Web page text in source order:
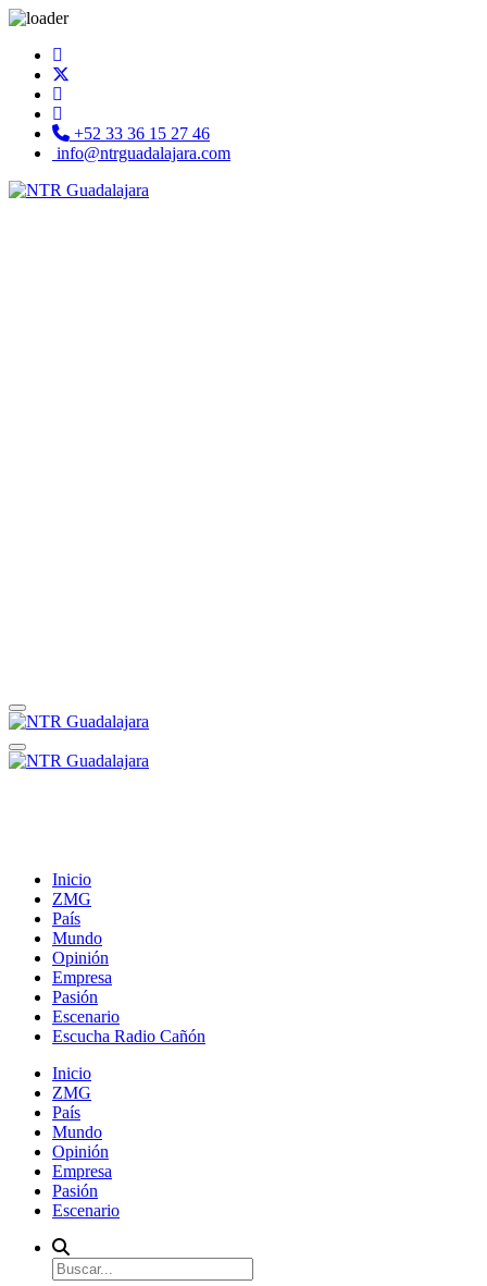
+52 33 36 15 27 46
info@ntrguadalajara.com
Inicio
ZMG
País
Mundo
Opinión
Empresa
Pasión
Escenario
Escucha Radio Cañón
Inicio
ZMG
País
Mundo
Opinión
Empresa
Pasión
Escenario